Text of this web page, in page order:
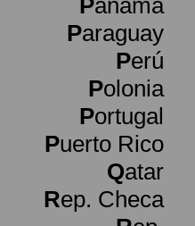
Panamá
Paraguay
Perú
Polonia
Portugal
Puerto Rico
Qatar
Rep. Checa